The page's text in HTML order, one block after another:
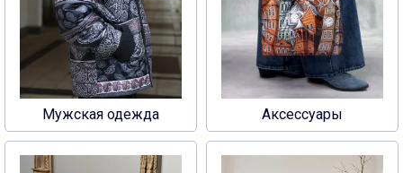
Мужская одежда Аксессуары